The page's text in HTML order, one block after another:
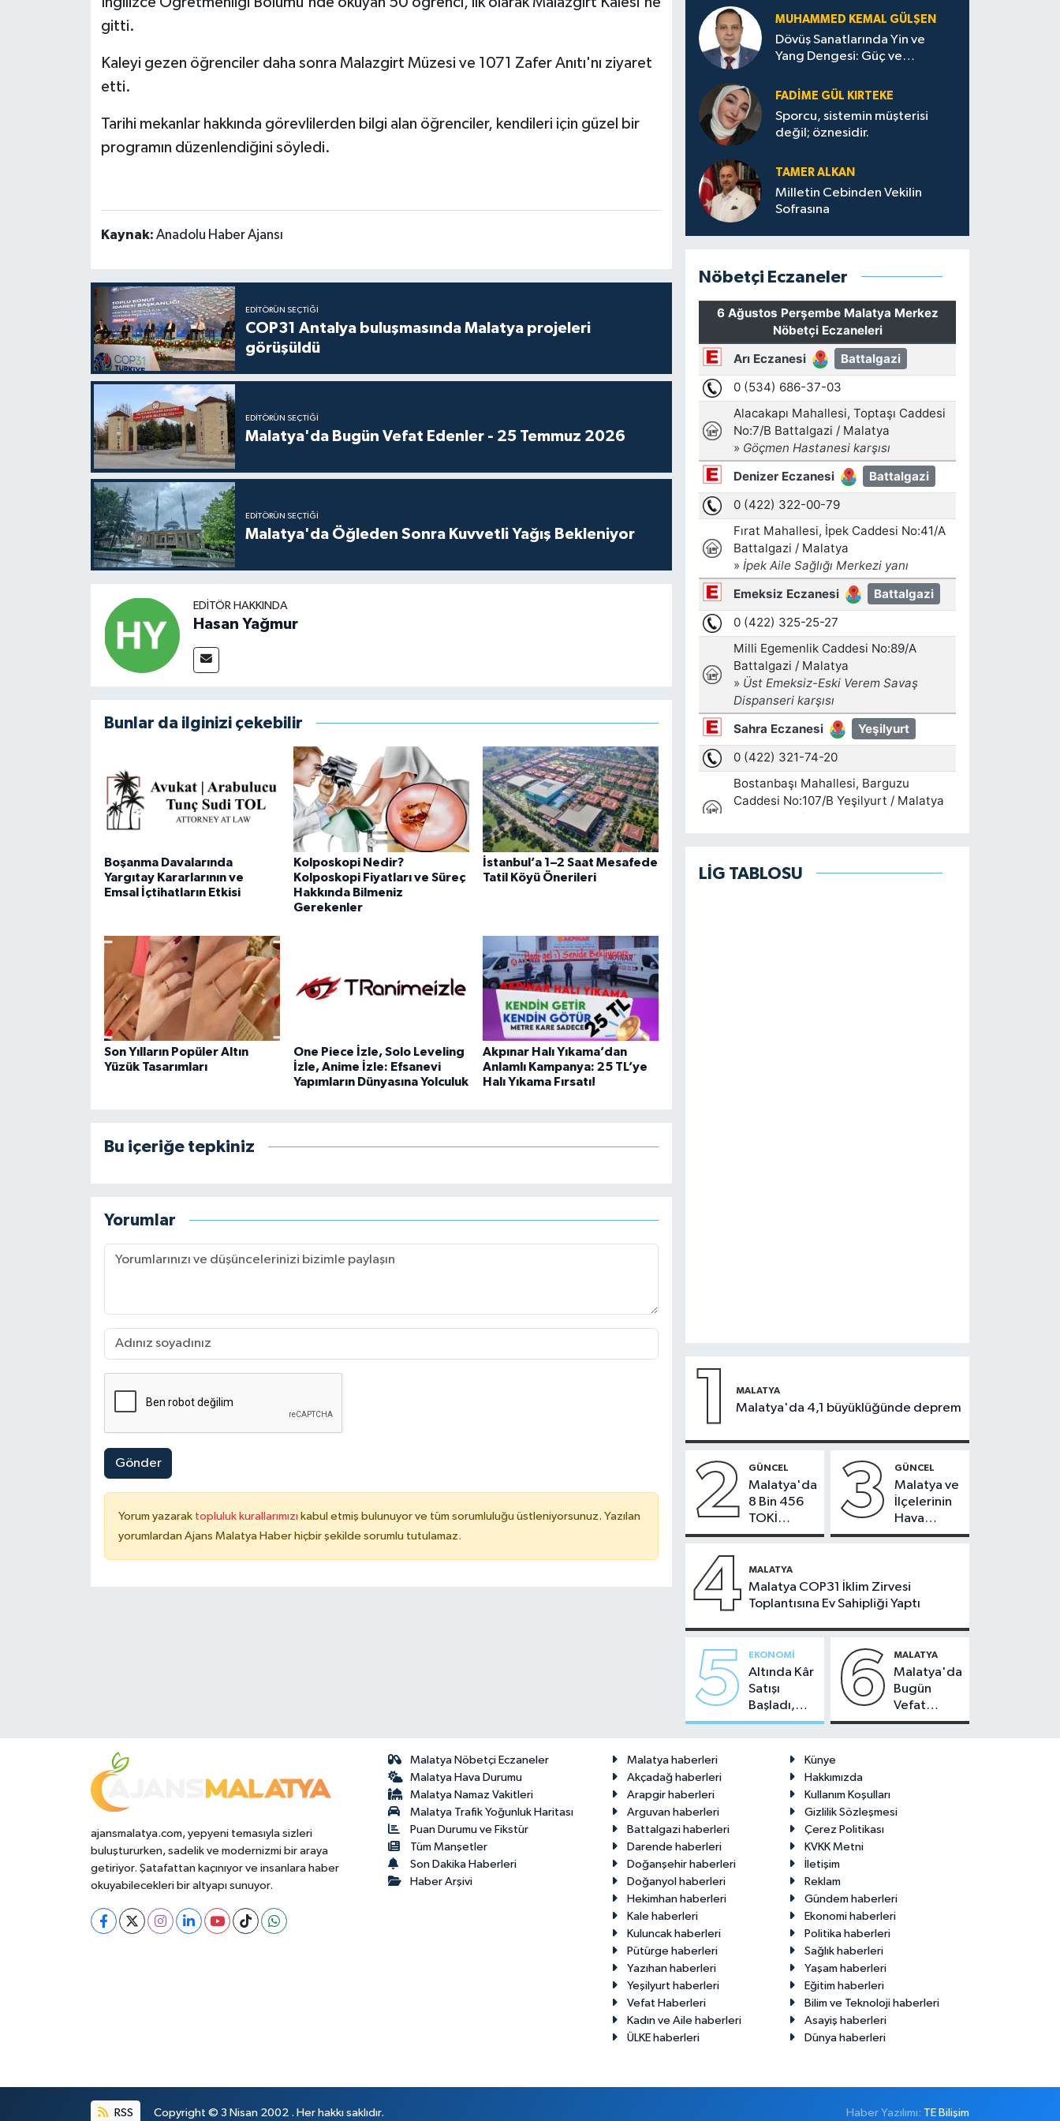
gitti.
Kaleyi gezen öğrenciler daha sonra Malazgirt Müzesi ve 1071 Zafer Anıtı'nı ziyaret
etti.
Tarihi mekanlar hakkında görevlilerden bilgi alan öğrenciler, kendileri için güzel bir
programın düzenlendiğini söyledi.
Kaynak: Anadolu Haber Ajansı
EDITÖRÜN SEÇTIĞI
COP31 Antalya buluşmasında Malatya projeleri
görüşüldü
EDITÖRÜN SEÇTIĞI
Malatya'da Bugün Vefat Edenler - 25 Temmuz 2026
EDITÖRÜN SEÇTIĞI
Malatya'da Öğleden Sonra Kuvvetli Yağış Bekleniyor
EDITÖR HAKKINDA
Hasan Yağmur
Bunlar da ilginizi çekebilir
Boşanma Davalarında
Yargıtay Kararlarının ve
Emsal İçtihatların Etkisi
Kolposkopi Nedir?
Kolposkopi Fiyatları ve Süreç
Hakkında Bilmeniz
Gerekenler
İstanbul’a 1–2 Saat Mesafede
Tatil Köyü Önerileri
Son Yılların Popüler Altın
Yüzük Tasarımları
One Piece İzle, Solo Leveling
İzle, Anime İzle: Efsanevi
Yapımların Dünyasına Yolculuk
Akpınar Halı Yıkama’dan
Anlamlı Kampanya: 25 TL’ye
Halı Yıkama Fırsatı!
Bu içeriğe tepkiniz
Yorumlar
Gönder
Yorum yazarak topluluk kurallarımızı kabul etmiş bulunuyor ve tüm sorumluluğu üstleniyorsunuz. Yazılan
yorumlardan Ajans Malatya Haber hiçbir şekilde sorumlu tutulamaz.
MUHAMMED KEMAL GÜLŞEN
Dövüş Sanatlarında Yin ve
Yang Dengesi: Güç ve
FADIME GÜL KIRTEKE
Sporcu, sistemin müşterisi
değil; öznesidir.
TAMER ALKAN
Milletin Cebinden Vekilin
Sofrasına
Nöbetçi Eczaneler
LİG TABLOSU
1 MALATYA
Malatya'da 4,1 büyüklüğünde deprem
2 GÜNCEL
Malatya'da
8 Bin 456
TOKİ
Konutunun
Bugün
Çekiliyor
3 GÜNCEL
Malatya ve
İlçelerinin
Hava
Durumu -
2026
4 MALATYA
Malatya COP31 İklim Zirvesi
Toplantısına Ev Sahipliği Yaptı
5 EKONOMI
Altında Kâr
Satışı
Başladı,
Malatya'da
Durumda?
6 MALATYA
Malatya'da
Bugün
Vefat
Edenler -
ajansmalatya.com, yepyeni temasıyla sizleri
buluştururken, sadelik ve modernizmi bir araya
getiriyor. Şatafattan kaçınıyor ve insanlara haber
okuyabilecekleri bir altyapı sunuyor.
Malatya Nöbetçi Eczaneler
Malatya Hava Durumu
Malatya Namaz Vakitleri
Malatya Trafik Yoğunluk Haritası
Puan Durumu ve Fikstür
Tüm Manşetler
Son Dakika Haberleri
Haber Arşivi
Malatya haberleri
Künye
Akçadağ haberleri
Hakkımızda
Arapgir haberleri
Kullanım Koşulları
Arguvan haberleri
Gizlilik Sözleşmesi
Battalgazi haberleri
Çerez Politikası
Darende haberleri
KVKK Metni
Doğanşehir haberleri
İletişim
Doğanyol haberleri
Reklam
Hekimhan haberleri
Gündem haberleri
Kale haberleri
Ekonomi haberleri
Kuluncak haberleri
Politika haberleri
Pütürge haberleri
Sağlık haberleri
Yazıhan haberleri
Yaşam haberleri
Yeşilyurt haberleri
Eğitim haberleri
Vefat Haberleri
Bilim ve Teknoloji haberleri
Kadın ve Aile haberleri
Asayiş haberleri
ÜLKE haberleri
Dünya haberleri
RSS Copyright © 3 Nisan 2002 . Her hakkı saklıdır. Haber Yazılımı: TE Bilişim
Teknoloji